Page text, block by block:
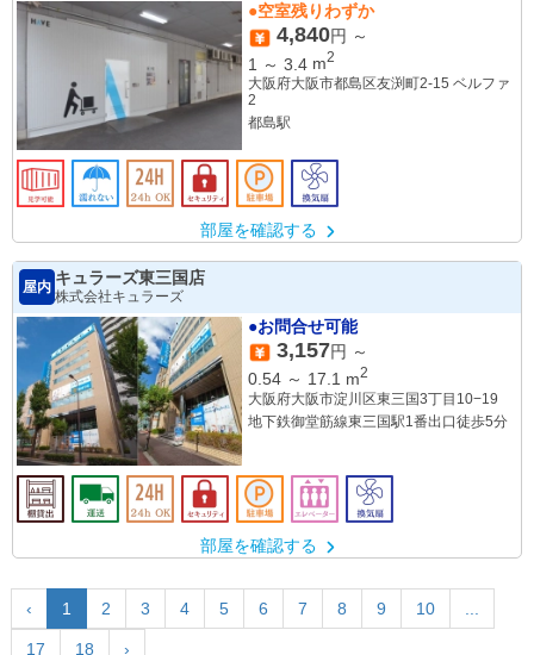
●空室残りわずか
4,840円 ～
1
～ 3.4 m2
大阪府大阪市都島区友渕町2-15 ベルファ
2
都島駅
部屋を確認する
屋内
キュラーズ東三国店
株式会社キュラーズ
●お問合せ可能
3,157円 ～
0.54 ～ 17.1 m2
大阪府大阪市淀川区東三国3丁目10−19
地下鉄御堂筋線東三国駅1番出口徒歩5分
部屋を確認する
‹ 1 2 3 4 5 6 7 8 9 10 ...
17 18 ›